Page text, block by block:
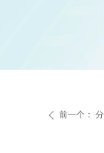
ꄴ 前一个：